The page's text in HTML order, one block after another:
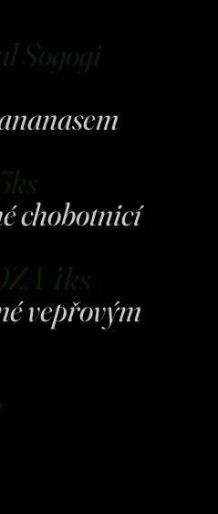
Sogogi
chobotnicí
4ks
vepřovým